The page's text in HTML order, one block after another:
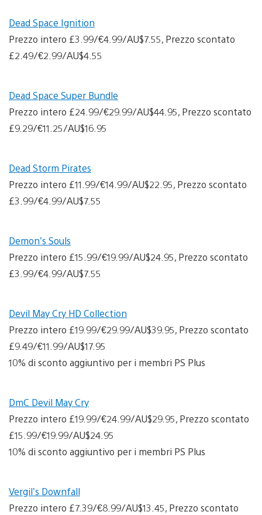
Dead Space Ignition
Prezzo intero £3.99/€4.99/AU$7.55, Prezzo scontato
£2.49/€2.99/AU$4.55
Dead Space Super Bundle
Prezzo intero £24.99/€29.99/AU$44.95, Prezzo scontato
£9.29/€11.25/AU$16.95
Dead Storm Pirates
Prezzo intero £11.99/€14.99/AU$22.95, Prezzo scontato
£3.99/€4.99/AU$7.55
Demon’s Souls
Prezzo intero £15.99/€19.99/AU$24.95, Prezzo scontato
£3.99/€4.99/AU$7.55
Devil May Cry HD Collection
Prezzo intero £19.99/€29.99/AU$39.95, Prezzo scontato
£9.49/€11.99/AU$17.95
10% di sconto aggiuntivo per i membri PS Plus
DmC Devil May Cry
Prezzo intero £19.99/€24.99/AU$29.95, Prezzo scontato
£15.99/€19.99/AU$24.95
10% di sconto aggiuntivo per i membri PS Plus
Vergil’s Downfall
Prezzo intero £7.39/€8.99/AU$13.45, Prezzo scontato